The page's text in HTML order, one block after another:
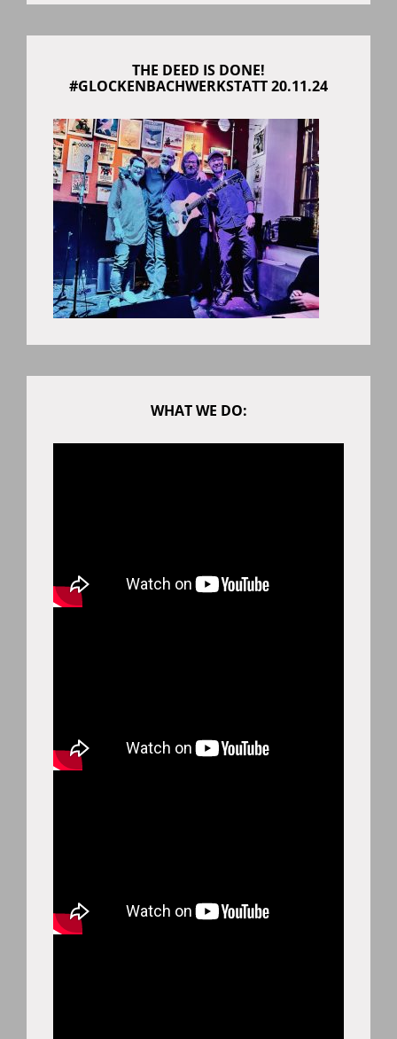
THE DEED IS DONE!
#GLOCKENBACHWERKSTATT 20.11.24
WHAT WE DO: